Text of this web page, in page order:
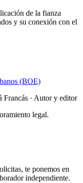
de la fianza
y su conexión con el
(BOE)
Francás · Autor y editor
legal.
te ponemos en
independiente.